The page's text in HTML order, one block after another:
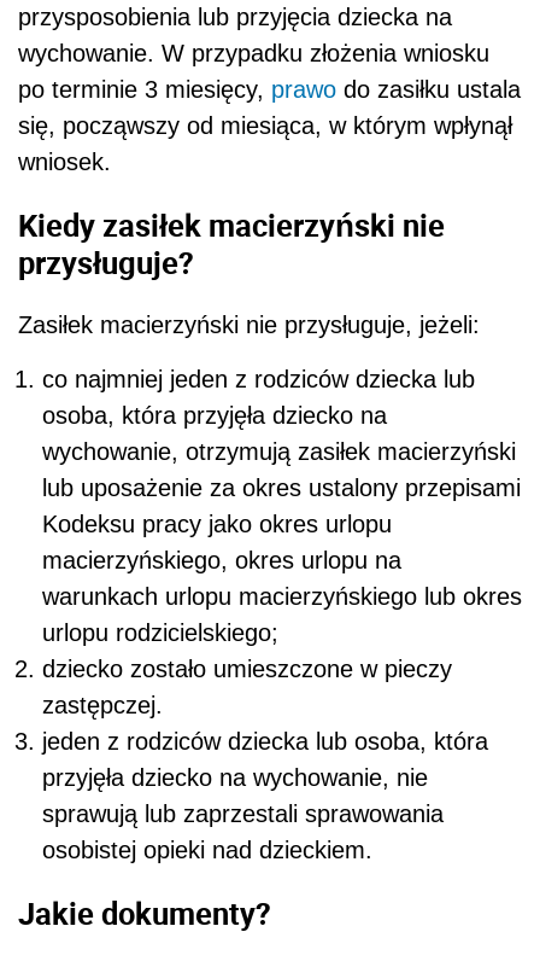
przysposobienia lub przyjęcia dziecka na
wychowanie. W przypadku złożenia wniosku
po terminie 3 miesięcy, prawo do zasiłku ustala
się, począwszy od miesiąca, w którym wpłynął
wniosek.
Kiedy zasiłek macierzyński nie
przysługuje?
Zasiłek macierzyński nie przysługuje, jeżeli:
co najmniej jeden z rodziców dziecka lub
osoba, która przyjęła dziecko na
wychowanie, otrzymują zasiłek macierzyński
lub uposażenie za okres ustalony przepisami
Kodeksu pracy jako okres urlopu
macierzyńskiego, okres urlopu na
warunkach urlopu macierzyńskiego lub okres
urlopu rodzicielskiego;
dziecko zostało umieszczone w pieczy
zastępczej.
jeden z rodziców dziecka lub osoba, która
przyjęła dziecko na wychowanie, nie
sprawują lub zaprzestali sprawowania
osobistej opieki nad dzieckiem.
Jakie dokumenty?